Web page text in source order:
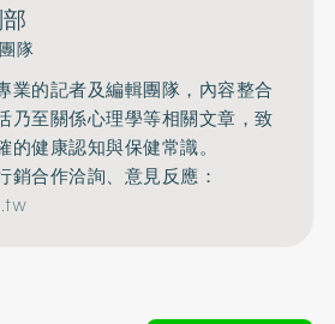
隊
業的記者及編輯團隊，內容整合
乃至關係心理學等相關文章，致
健康認知與保健常識。
銷合作洽詢、意見反應：